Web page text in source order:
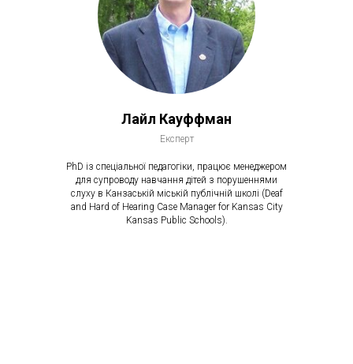
Лайл Кауффман
Експерт
PhD із спеціальної педагогіки, працює менеджером
для супроводу навчання дітей з порушеннями
слуху в Канзаській міській публічній школі (Deaf
and Hard of Hearing Case Manager for Kansas City
Kansas Public Schools).